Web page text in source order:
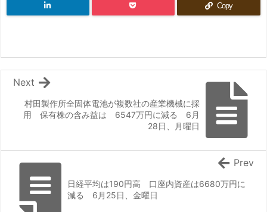
Copy
村田製作所全固体電池が複数社の産業機械に採
用 保有株の含み益は 6547万円に減る 6月
28日、月曜日
Next
日経平均は190円高 口座内資産は6680万円に
減る 6月25日、金曜日
Prev